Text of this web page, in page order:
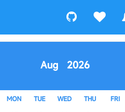
Aug 2026
MON TUE WED THU FRI